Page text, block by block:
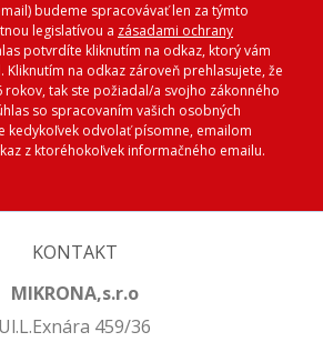
budeme spracovávať len za týmto
legislatívou a zásadami ochrany
potvrdíte kliknutím na odkaz, ktorý vám
Kliknutím na odkaz zároveň prehlasujete, že
rokov, tak ste požiadal/a svojho zákonného
so spracovaním vašich osobných
kedykoľvek odvolať písomne, emailom
z ktoréhokoľvek informačného emailu.
KONTAKT
MIKRONA,s.r.o
Ul.L.Exnára 459/36